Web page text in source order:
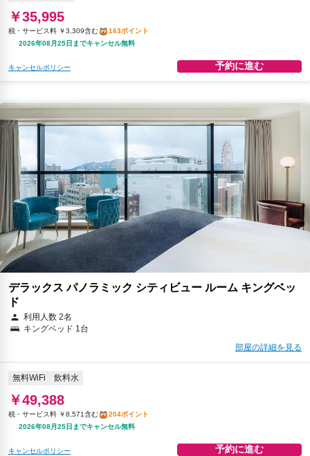
￥35,995
税・サービス料 ￥3,309含む
163ポイント
2026年08月25日までキャンセル無料
キャンセルポリシー 予約に進む
デラックス パノラミック シティビュー ルーム キングベッ
ド
利用人数 2名
キングベッド 1台
部屋の詳細を見る
無料WiFi 飲料水
￥49,388
税・サービス料 ￥8,571含む
204ポイント
2026年08月25日までキャンセル無料
キャンセルポリシー 予約に進む